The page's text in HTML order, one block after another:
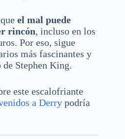
el mal puede
rincón, incluso en los
Por eso, sigue
más fascinantes y
Stephen King.
este escalofriante
a Derry podría